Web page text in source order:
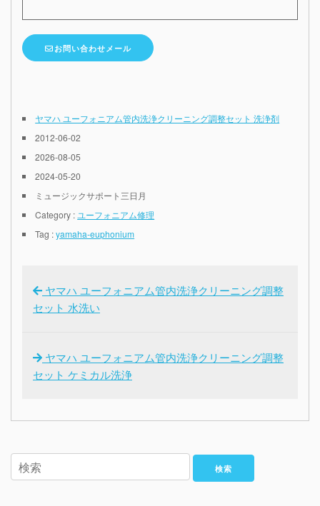
お問い合わせメール
ヤマハ ユーフォニアム管内洗浄クリーニング調整セット 洗浄剤
2012-06-02
2026-08-05
2024-05-20
ミュージックサポート三日月
Category : ユーフォニアム修理
Tag :yamaha-euphonium
ヤマハ ユーフォニアム管内洗浄クリーニング調整
セット 水洗い
ヤマハ ユーフォニアム管内洗浄クリーニング調整
セット ケミカル洗浄
検索